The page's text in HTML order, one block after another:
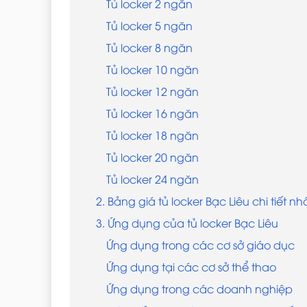
Tủ locker 2 ngăn
Tủ locker 5 ngăn
Tủ locker 8 ngăn
Tủ locker 10 ngăn
Tủ locker 12 ngăn
Tủ locker 16 ngăn
Tủ locker 18 ngăn
Tủ locker 20 ngăn
Tủ locker 24 ngăn
2. Bảng giá tủ locker Bạc Liêu chi tiết
3. Ứng dụng của tủ locker Bạc Liêu
Ứng dụng trong các cơ sở giáo dục
Ứng dụng tại các cơ sở thể thao
Ứng dụng trong các doanh nghiệp